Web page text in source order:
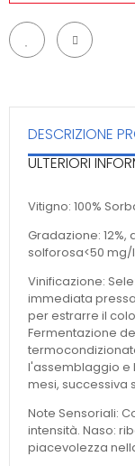
DESCRIZIONE
ULTERIORI
Vitigno: 100%
Gradazione:
solforosa<50 mg/l
Vinificazione:
immediata
per estrarre il
Fermentazione
l'assemblaggio e
mesi, successiva
Note Sensoriali:
intensità. Naso:
piacevolezza